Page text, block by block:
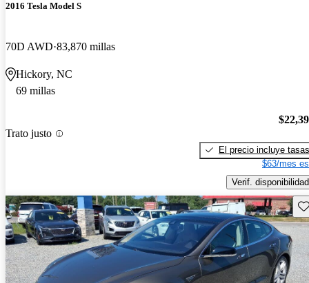
2016 Tesla Model S
70D AWD 83,870 millas
Hickory, NC
69 millas
Trato justo
El precio incluye tasas
$63/mes
Verif. disponibilidad